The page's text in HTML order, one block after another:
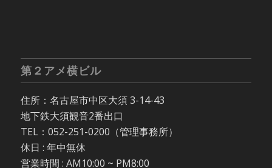
第２アメ横ビル
住所：名古屋市中区大須 3-14-43
地下鉄大須観音2番出口
TEL：052-251-0200（管理事務所）
休日 : 年中無休
営業時間 : AM10:00 ~ PM8:00